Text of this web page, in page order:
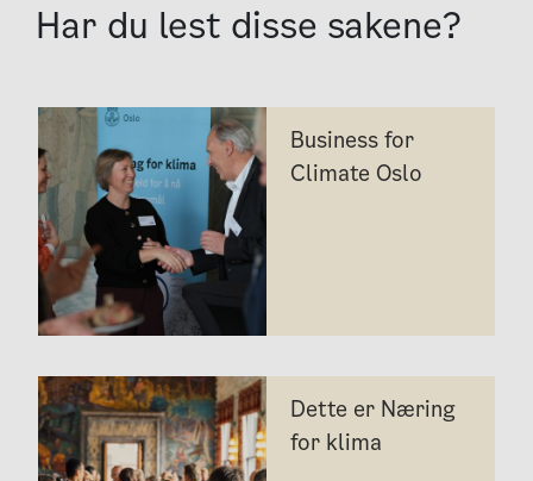
Har du lest disse sakene?
Business for
Climate Oslo
Dette er Næring
for klima